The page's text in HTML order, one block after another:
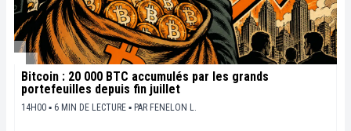
Bitcoin : 20 000 BTC accumulés par les grands
portefeuilles depuis fin juillet
14H00 ▪ 6 MIN DE LECTURE ▪ PAR FENELON L.